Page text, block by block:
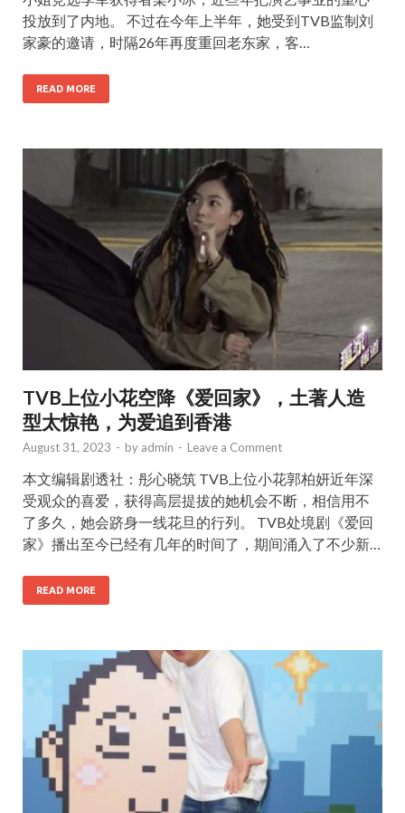
投放到了内地。 不过在今年上半年，她受到TVB监制刘
家豪的邀请，时隔26年再度重回老东家，客…
READ MORE
TVB上位小花空降《爱回家》，土著人造
型太惊艳，为爱追到香港
August 31, 2023 - by admin - Leave a Comment
本文编辑剧透社：彤心晓筑 TVB上位小花郭柏妍近年深
受观众的喜爱，获得高层提拔的她机会不断，相信用不
了多久，她会跻身一线花旦的行列。 TVB处境剧《爱回
家》播出至今已经有几年的时间了，期间涌入了不少新…
READ MORE